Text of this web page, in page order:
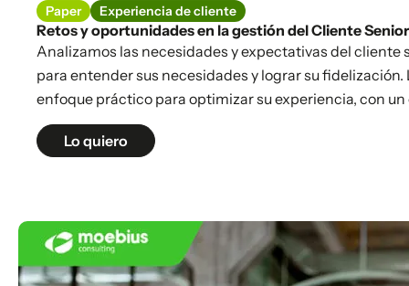
Paper Experiencia de cliente
Retos y oportunidades en la gestión del Cliente Senior
Analizamos las necesidades y expectativas del cliente
para entender sus necesidades y lograr su
enfoque práctico para optimizar su experiencia, con
Lo quiero